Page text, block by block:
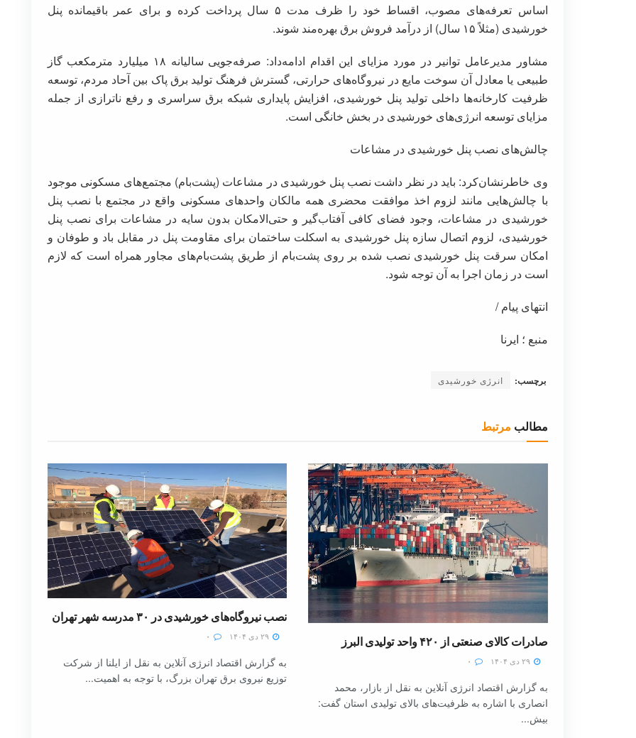
اساس تعرفه‌های مصوب، اقساط خود را ظرف مدت ۵ سال پرداخت کرده و برای عمر باقیمانده پنل
خورشیدی (مثلاً ۱۵ سال) از درآمد فروش برق بهره‌مند شوند.
مشاور مدیرعامل توانیر در مورد مزایای این اقدام ادامه‌داد: صرفه‌جویی سالیانه ۱۸ میلیارد مترمکعب گاز
طبیعی یا معادل آن سوخت مایع در نیروگاه‌های حرارتی، گسترش فرهنگ تولید برق پاک بین آحاد مردم، توسعه
ظرفیت کارخانه‌ها داخلی تولید پنل خورشیدی، افزایش پایداری شبکه برق سراسری و رفع ناترازی از جمله
مزایای توسعه انرژی‌های خورشیدی در بخش خانگی است.
چالش‌های نصب پنل خورشیدی در مشاعات
وی خاطرنشان‌کرد: باید در نظر داشت نصب پنل خورشیدی در مشاعات (پشت‌بام) مجتمع‌های مسکونی موجود
با چالش‌هایی مانند لزوم اخذ موافقت محضری همه مالکان واحدهای مسکونی واقع در مجتمع با نصب پنل
خورشیدی در مشاعات، وجود فضای کافی آفتاب‌گیر و حتی‌الامکان بدون سایه در مشاعات برای نصب پنل
خورشیدی، لزوم اتصال سازه پنل خورشیدی به اسکلت ساختمان برای مقاومت پنل در مقابل باد و طوفان و
امکان سرقت پنل خورشیدی نصب شده بر روی پشت‌بام از طریق پشت‌بام‌های مجاور همراه است که لازم
است در زمان اجرا به آن توجه شود.
انتهای پیام /
منبع ؛ ایرنا
برچسب: انرژی خورشیدی
مطالب مرتبط
صادرات کالای صنعتی از ۴۲۰ واحد تولیدی البرز
به گزارش اقتصاد انرژی آنلاین به نقل از بازار، محمد
انصاری با اشاره به ظرفیت‌های بالای تولیدی استان گفت:
بیش...
نصب نیروگاه‌های خورشیدی در ۳۰ مدرسه شهر تهران
به گزارش اقتصاد انرژی آنلاین به نقل از ایلنا از شرکت
توزیع نیروی برق تهران بزرگ، با توجه به اهمیت...